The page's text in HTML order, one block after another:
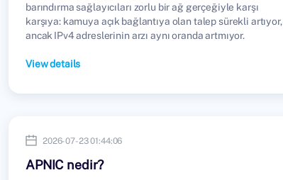
barındırma sağlayıcıları zorlu bir ağ gerçeğiyle karşı
karşıya: kamuya açık bağlantıya olan talep sürekli artıyor,
ancak IPv4 adreslerinin arzı aynı oranda artmıyor.
View details
2026-07-23 01:44:06
APNIC nedir?